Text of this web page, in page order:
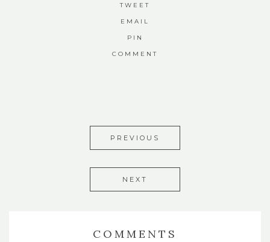
TWEET
EMAIL
PIN
COMMENT
PREVIOUS
NEXT
COMMENTS